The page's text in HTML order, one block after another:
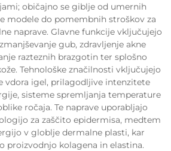
običajno se giblje od umernih
modele do pomembnih stroškov za
naprave. Glavne funkcije vključujejo
gub, zdravljenje akne
razteznih brazgotin ter splošno
Tehnološke značilnosti vključujejo
vdora igel, prilagodljive intenzitete
sisteme spremljanja temperature
ročaja. Te naprave uporabljajo
za zaščito epidermisa, medtem
v globlje dermalne plasti, kar
proizvodnjo kolagena in elastina.